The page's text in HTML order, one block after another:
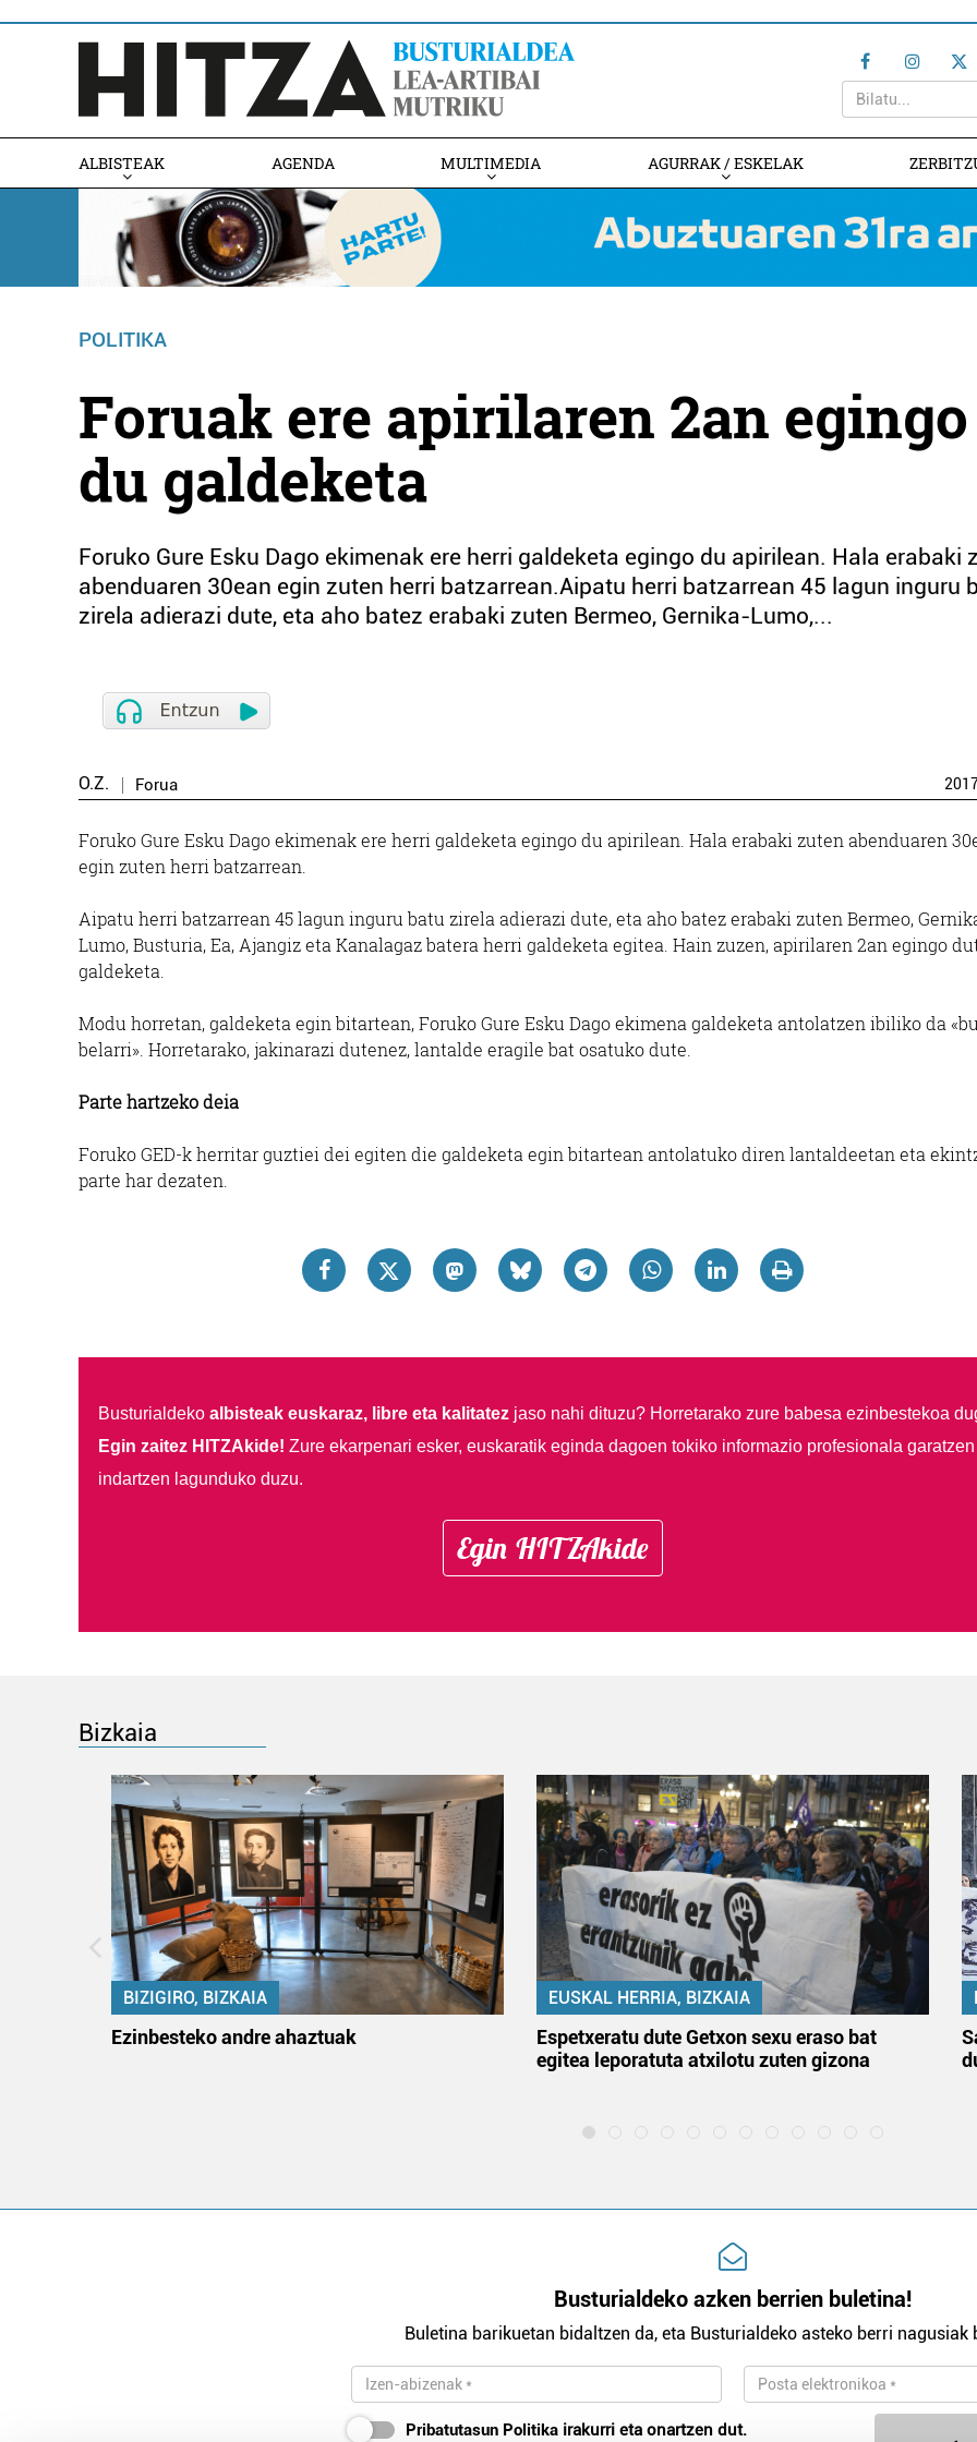
ALBISTEAK AGENDA MULTIMEDIA AGURRAK / ESKELAK
POLITIKA
Foruak ere apirilaren 2an egingo
du galdeketa
Foruko Gure Esku Dago ekimenak ere herri galdeketa egingo du apirilean. Hala erabaki
abenduaren 30ean egin zuten herri batzarrean.Aipatu herri batzarrean 45 lagun inguru
zirela adierazi dute, eta aho batez erabaki zuten Bermeo, Gernika-Lumo,...
O.Z. Forua
Foruko Gure Esku Dago ekimenak ere herri galdeketa egingo du apirilean. Hala erabaki zuten abenduaren
egin zuten herri batzarrean.
Aipatu herri batzarrean 45 lagun inguru batu zirela adierazi dute, eta aho batez erabaki zuten Bermeo,
Lumo, Busturia, Ea, Ajangiz eta Kanalagaz batera herri galdeketa egitea. Hain zuzen, apirilaren 2an egingo
galdeketa.
Modu horretan, galdeketa egin bitartean, Foruko Gure Esku Dago ekimena galdeketa antolatzen ibiliko da
belarri». Horretarako, jakinarazi dutenez, lantalde eragile bat osatuko dute.
Parte hartzeko deia
Foruko GED-k herritar guztiei dei egiten die galdeketa egin bitartean antolatuko diren lantaldeetan eta
parte har dezaten.
Busturialdeko albisteak euskaraz, libre eta kalitatezjaso nahi dituzu? Horretarako zure babesa ezinbestekoa
Egin zaitez HITZAkide! Zure ekarpenari esker, euskaratik eginda dagoen tokiko informazio profesionala garatzen
indartzen lagunduko duzu.
Egin HITZAkide
Bizkaia
BIZIGIRO, BIZKAIA
Ezinbesteko andre ahaztuak
EUSKAL HERRIA, BIZKAIA
Espetxeratu dute Getxon sexu eraso bat
egitea leporatuta atxilotu zuten gizona
Busturialdeko azken berrien buletina!
Buletina barikuetan bidaltzen da, eta Busturialdeko asteko berri nagusiak
Pribatutasun Politika irakurri eta onartzen dut.